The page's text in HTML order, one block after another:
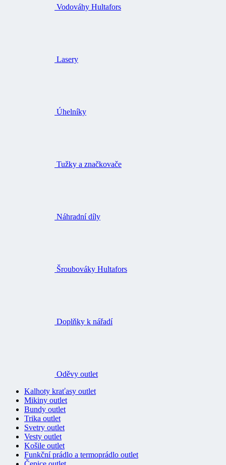
Vodováhy Hultafors
Lasery
Úhelníky
Tužky a značkovače
Náhradní díly
Šroubováky Hultafors
Doplňky k nářadí
Oděvy outlet
Kalhoty kraťasy outlet
Mikiny outlet
Bundy outlet
Trika outlet
Svetry outlet
Vesty outlet
Košile outlet
Funkční prádlo a termoprádlo outlet